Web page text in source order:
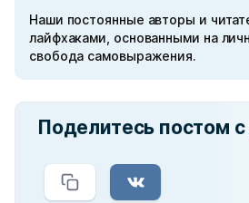
Наши постоянные авторы и
лайфхаками, основанными на
свобода самовыражения.
Поделитесь постом